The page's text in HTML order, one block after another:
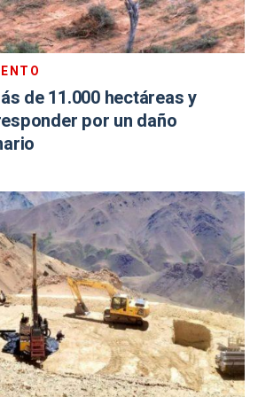
de 11.000 hectáreas y
por un daño